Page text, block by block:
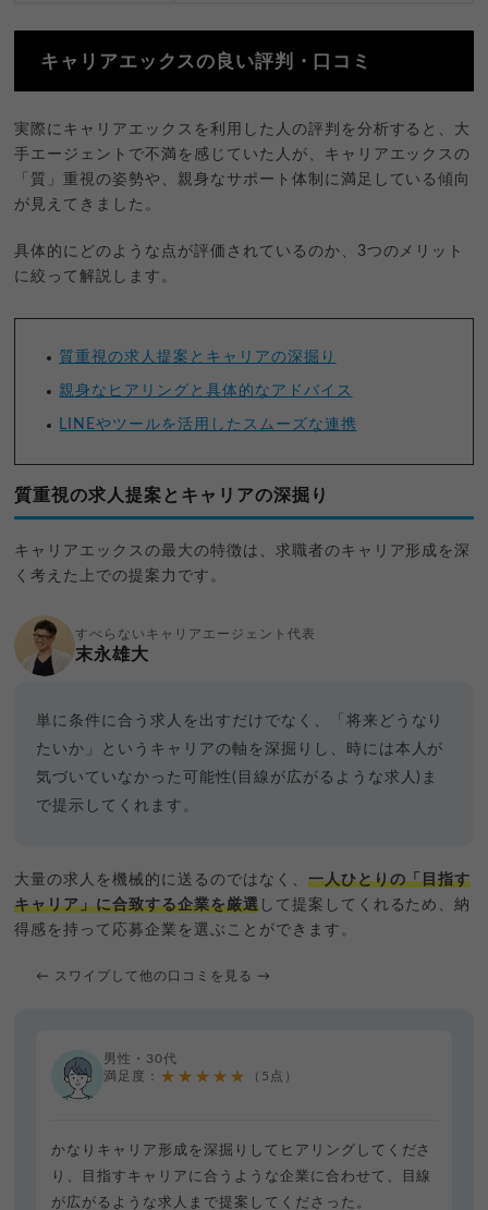
キャリアエックスの良い評判・口コミ
実際にキャリアエックスを利用した人の評判を分析すると、大
手エージェントで不満を感じていた人が、キャリアエックスの
「質」重視の姿勢や、親身なサポート体制に満足している傾向
が見えてきました。
具体的にどのような点が評価されているのか、3つのメリット
に絞って解説します。
質重視の求人提案とキャリアの深掘り
親身なヒアリングと具体的なアドバイス
LINEやツールを活用したスムーズな連携
質重視の求人提案とキャリアの深掘り
キャリアエックスの最大の特徴は、求職者のキャリア形成を深
く考えた上での提案力です。
すべらないキャリアエージェント代表
末永雄大
単に条件に合う求人を出すだけでなく、「将来どうなり
たいか」というキャリアの軸を深掘りし、時には本人が
気づいていなかった可能性(目線が広がるような求人)ま
で提示してくれます。
大量の求人を機械的に送るのではなく、 一人ひとりの「目指す
キャリア」に合致する企業を厳選して提案してくれるため、納
得感を持って応募企業を選ぶことができます。
← スワイプして他の口コミを見る →
男性・30代
満足度： ★★★★★ （5点）
かなりキャリア形成を深掘りしてヒアリングしてくださ
り、目指すキャリアに合うような企業に合わせて、目線
が広がるような求人まで提案してくださった。